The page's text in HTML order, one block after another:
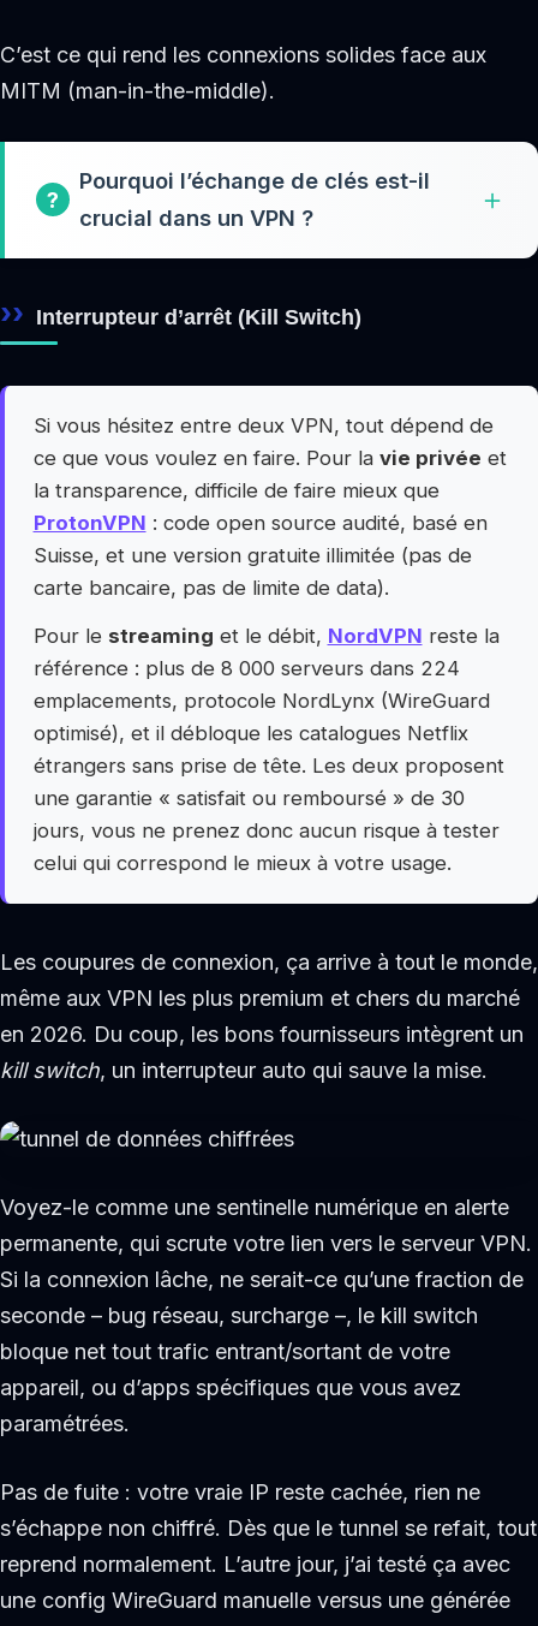
C’est ce qui rend les connexions solides face aux
MITM (man-in-the-middle).
Pourquoi l’échange de clés est-il
crucial dans un VPN ?
Interrupteur d’arrêt (Kill Switch)
Si vous hésitez entre deux VPN, tout dépend de
ce que vous voulez en faire. Pour la vie privée et
la transparence, difficile de faire mieux que
ProtonVPN : code open source audité, basé en
Suisse, et une version gratuite illimitée (pas de
carte bancaire, pas de limite de data).
Pour le streaming et le débit, NordVPN reste la
référence : plus de 8 000 serveurs dans 224
emplacements, protocole NordLynx (WireGuard
optimisé), et il débloque les catalogues Netflix
étrangers sans prise de tête. Les deux proposent
une garantie « satisfait ou remboursé » de 30
jours, vous ne prenez donc aucun risque à tester
celui qui correspond le mieux à votre usage.
Les coupures de connexion, ça arrive à tout le monde,
même aux VPN les plus premium et chers du marché
en 2026. Du coup, les bons fournisseurs intègrent un
kill switch, un interrupteur auto qui sauve la mise.
Voyez-le comme une sentinelle numérique en alerte
permanente, qui scrute votre lien vers le serveur VPN.
Si la connexion lâche, ne serait-ce qu’une fraction de
seconde – bug réseau, surcharge –, le kill switch
bloque net tout trafic entrant/sortant de votre
appareil, ou d’apps spécifiques que vous avez
paramétrées.
Pas de fuite : votre vraie IP reste cachée, rien ne
s’échappe non chiffré. Dès que le tunnel se refait, tout
reprend normalement. L’autre jour, j’ai testé ça avec
une config WireGuard manuelle versus une générée